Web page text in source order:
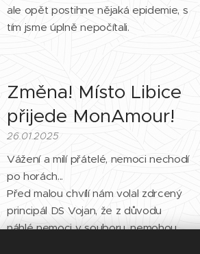
ale opět postihne nějaká epidemie, s
tím jsme úplně nepočítali.
Změna! Místo Libice
přijede MonAmour!
26.01.2025
Vážení a milí přátelé, nemoci nechodí
po horách...
Před malou chvílí nám volal zdrcený
principál DS Vojan, že z důvodu
náhlé nemoci v souboru, nemohou